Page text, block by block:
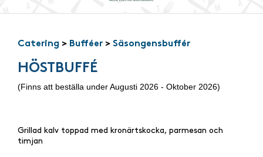
Catering > Bufféer > Säsongensbuffér
HÖSTBUFFÉ
(Finns att beställa under Augusti 2026 - Oktober 2026)
Grillad kalv toppad med kronärtskocka, parmesan och
timjan